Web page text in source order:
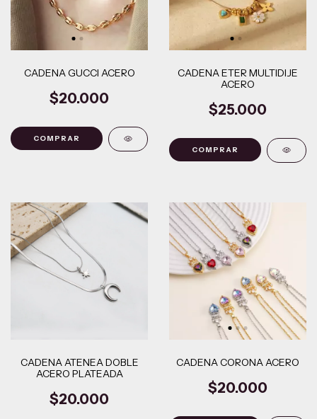
CADENA GUCCI ACERO
$20.000
CADENA ETER MULTIDIJE
ACERO
$25.000
COMPRAR
CADENA ATENEA DOBLE
ACERO PLATEADA
$20.000
CADENA CORONA ACERO
$20.000